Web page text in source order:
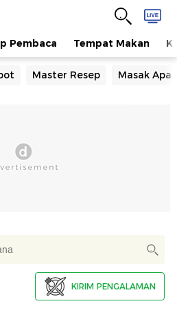
Pembaca Tempat Makan
Master Resep Masak Apa
KIRIM PENGALAMAN